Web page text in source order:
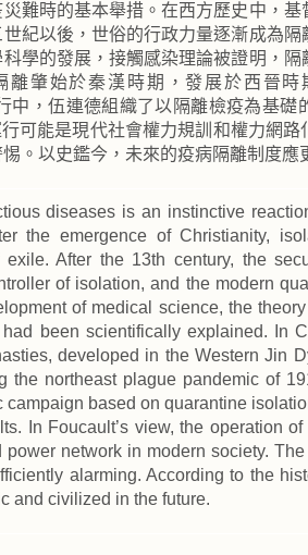
難時的基本舉措。在西方歷史中，
紀以後，世俗的行政力量逐漸成為
學的發展，接觸感染理論被證明，
離肇始於秦漢時期，發展於西晉時
中，伍連德組織了以隔離檢疫為基礎
可能是現代社會權力規訓和權力網路
。以史鑑今，未來的疫病隔離制度應
diseases is an instinctive
the emergence of Christianity,
After the 13th century, the
of isolation, and the modern
of medical science, the
been scientifically explained. In
developed in the Western Jin
the northeast plague pandemic of
based on quarantine
In Foucault’s view, the operation
network in modern society.
alarming. According to the
and civilized in the future.